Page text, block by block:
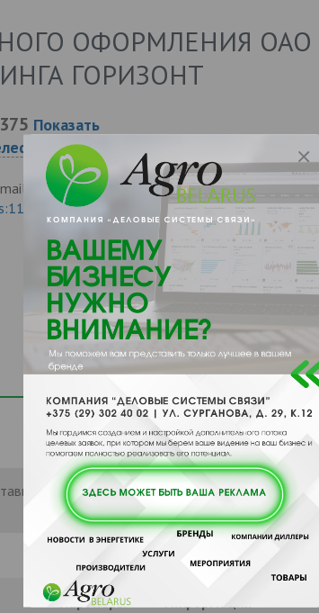
ОФОРМЛЕНИЯ
ГОРИЗОНТ
Показать
a:2:{s:5:"VALUE";a:0:
220029, , , , г.
рейтинг, нужноВойтиили
Партнеры
Наши